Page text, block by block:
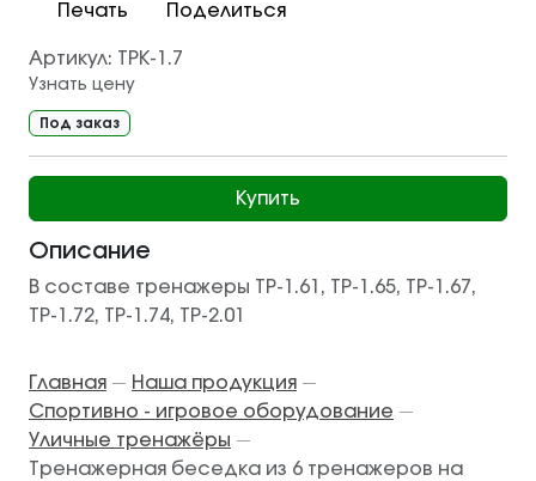
Печать Поделиться
Артикул: ТРК-1.7
Узнать цену
Под заказ
Купить
Описание
В составе тренажеры ТР-1.61, ТР-1.65, ТР-1.67,
ТР-1.72, ТР-1.74, ТР-2.01
Главная — Наша продукция —
Спортивно - игровое оборудование —
Уличные тренажёры —
Тренажерная беседка из 6 тренажеров на